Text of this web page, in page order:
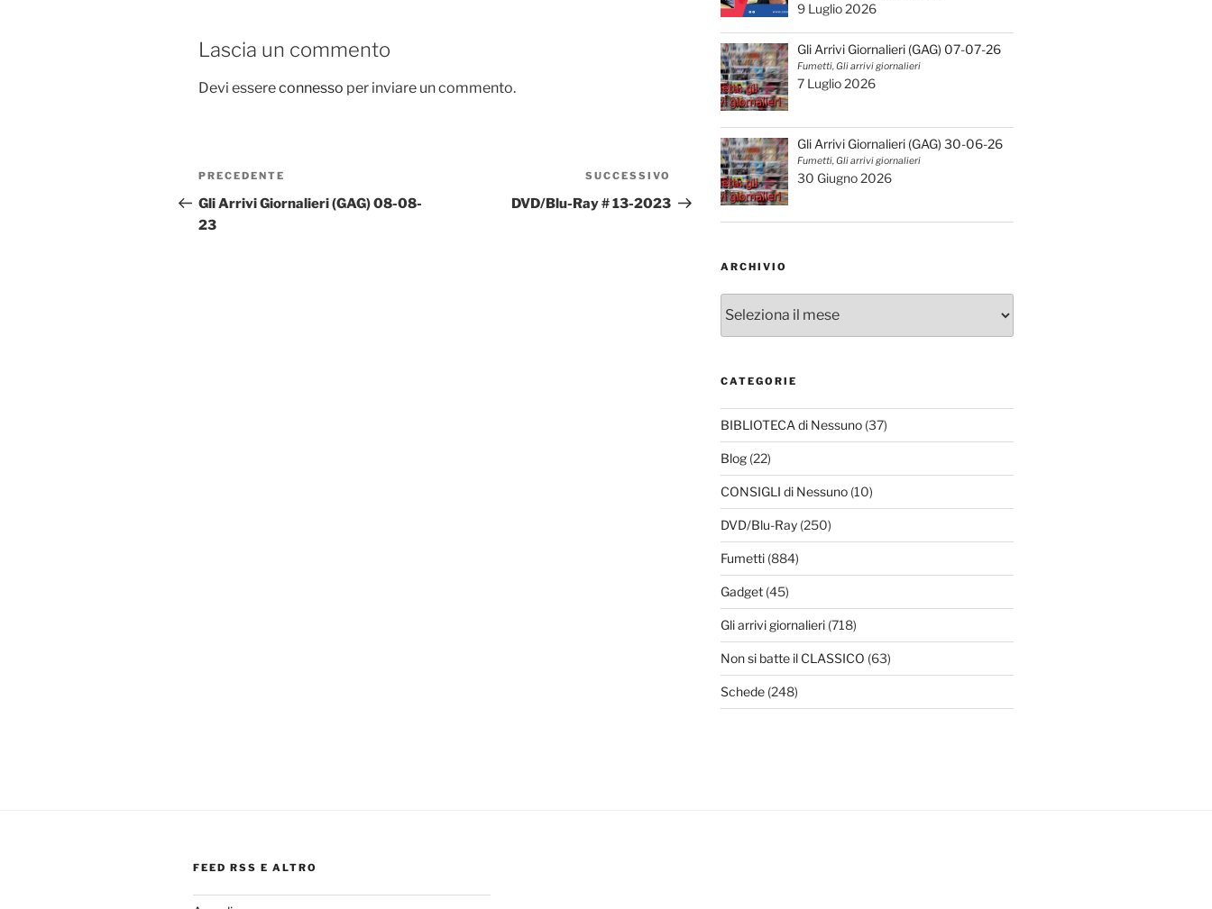
Lascia un commento
Devi essereconnesso per inviare un commento.
Navigazione
articoli
Articolo
precedente:
PRECEDENTE
Gli Arrivi Giornalieri (GAG) 08-08-
23
Articolo
successivo
SUCCESSIVO
DVD/Blu-Ray # 13-2023
9 Luglio 2026
Gli Arrivi Giornalieri (GAG) 07-07-26
Fumetti, Gli arrivi giornalieri
7 Luglio 2026
Gli Arrivi Giornalieri (GAG) 30-06-26
Fumetti, Gli arrivi giornalieri
30 Giugno 2026
ARCHIVIO
CATEGORIE
BIBLIOTECA di Nessuno(37)
Blog(22)
CONSIGLI di Nessuno(10)
DVD/Blu-Ray(250)
Fumetti(884)
Gadget(45)
Gli arrivi giornalieri(718)
Non si batte il CLASSICO (63)
Schede(248)
FEED RSS E ALTRO